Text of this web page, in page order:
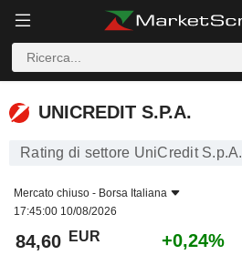
UNICREDIT S.P.A.
UNICREDIT S.P.A.
Rating di settore UniCredit S.p.A.
Mercato chiuso - Borsa Italiana
17:45:00 10/08/2026
84,60 EUR +0,24%